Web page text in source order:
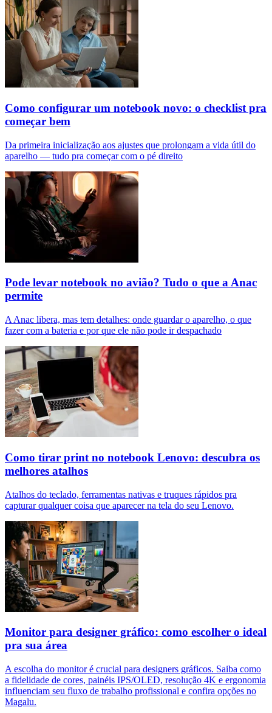
Como configurar um notebook novo: o checklist pra
começar bem
Da primeira inicialização aos ajustes que prolongam a vida útil do
aparelho — tudo pra começar com o pé direito
Pode levar notebook no avião? Tudo o que a Anac
permite
A Anac libera, mas tem detalhes: onde guardar o aparelho, o que
fazer com a bateria e por que ele não pode ir despachado
Como tirar print no notebook Lenovo: descubra os
melhores atalhos
Atalhos do teclado, ferramentas nativas e truques rápidos pra
capturar qualquer coisa que aparecer na tela do seu Lenovo.
Monitor para designer gráfico: como escolher o ideal
pra sua área
A escolha do monitor é crucial para designers gráficos. Saiba como
a fidelidade de cores, painéis IPS/OLED, resolução 4K e ergonomia
influenciam seu fluxo de trabalho profissional e confira opções no
Magalu.